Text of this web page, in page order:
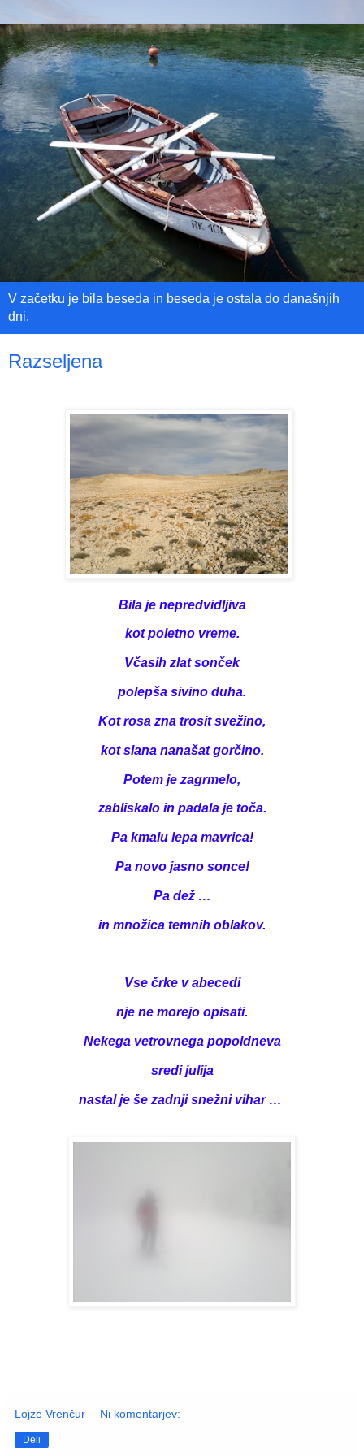
V začetku je bila beseda in beseda je ostala do današnjih
dni.
Razseljena
Bila je nepredvidljiva
kot poletno vreme.
Včasih zlat sonček
polepša sivino duha.
Kot rosa zna trosit svežino,
kot slana nanašat gorčino.
Potem je zagrmelo,
zabliskalo in padala je toča.
Pa kmalu lepa mavrica!
Pa novo jasno sonce!
Pa dež …
in množica temnih oblakov.
Vse črke v abecedi
nje ne morejo opisati.
Nekega vetrovnega popoldneva
sredi julija
nastal je še zadnji snežni vihar …
Lojze Vrenčur Ni komentarjev:
Deli